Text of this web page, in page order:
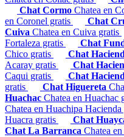
Chat Cormo Chatea en
en Coronel gratis
Chat
Cuiva Chatea en Cuiva gratis
Fortaleza gratis
Chat
Chico gratis
Chat
Acaray gratis
Chat
Caqui gratis
Chat
gratis
Chat Higuereta
Huachac Chatea en Huachac
Chatea en Huachipa Hacienda
Huacra gratis
Chat
Chat La Barranca Chatea